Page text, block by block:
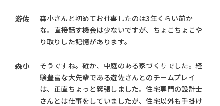
游佐
森小さんと初めてお仕事したのは3年くらい前か
な。直接話す機会は少ないですが、ちょこちょこや
り取りした記憶があります。
森小
そうですね。確か、中庭のある家づくりでした。経
験豊富な大先輩である遊佐さんとのチームプレイ
は、正直ちょっと緊張しました。住宅専門の設計士
さんとは仕事をしていましたが、住宅以外も手掛け